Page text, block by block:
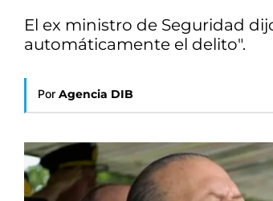
El ex ministro de Seguridad
automáticamente el delito".
Por Agencia DIB